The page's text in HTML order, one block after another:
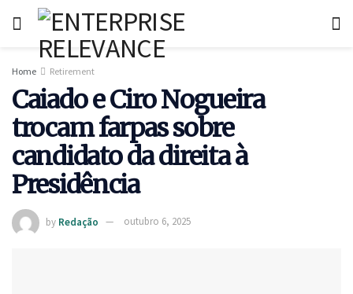
Home Retirement
Caiado e Ciro Nogueira
trocam farpas sobre
candidato da direita à
Presidência
by Redação outubro 6, 2025